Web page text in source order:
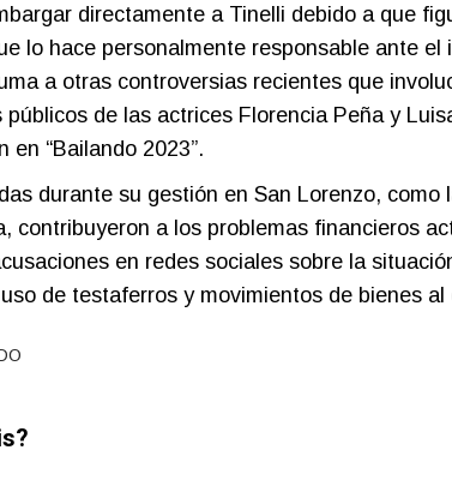
directamente a Tinelli debido a que
lo hace personalmente responsable ante el
a otras controversias recientes que
de las actrices Florencia Peña y
en “Bailando 2023”.
durante su gestión en San Lorenzo, como
contribuyeron a los problemas financieros
en redes sociales sobre la
de testaferros y movimientos de bienes al